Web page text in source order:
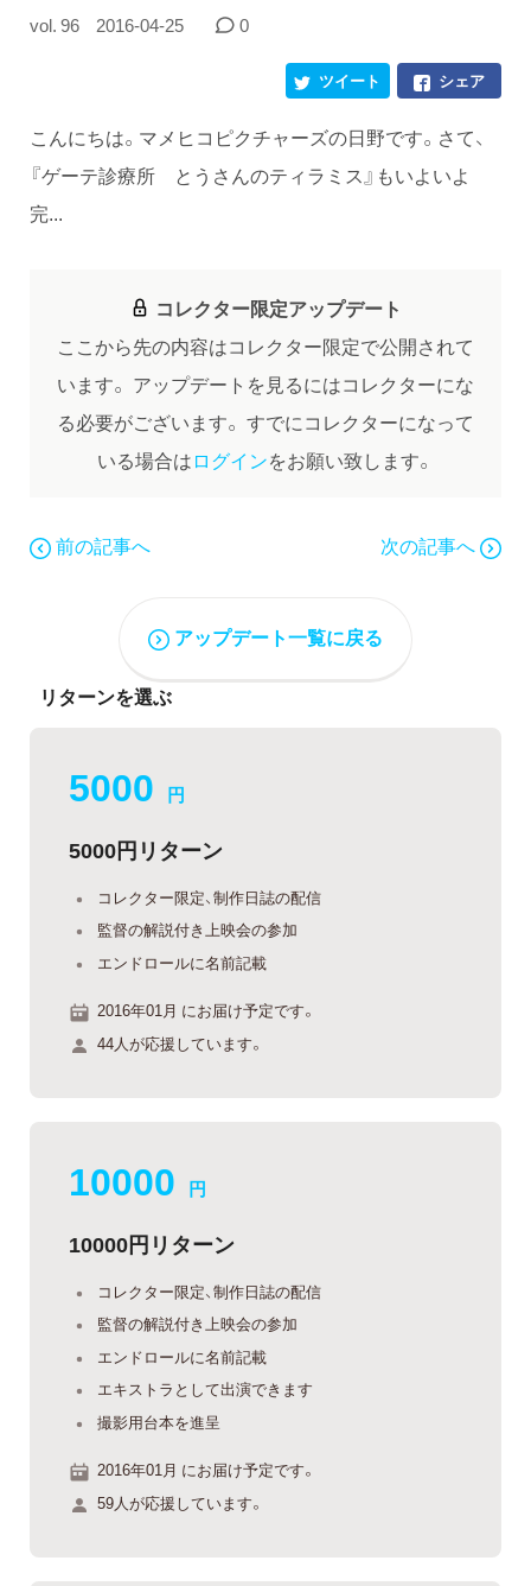
vol. 96 2016-04-25 0
シェア
ツイート
こんにちは。マメヒコピクチャーズの日野です。さて、
『ゲーテ診療所 とうさんのティラミス』もいよいよ
完...
コレクター限定アップデート
ここから先の内容はコレクター限定で公開されて
います。 アップデートを見るにはコレクターにな
る必要がございます。 すでにコレクターになって
いる場合はログインをお願い致します。
前の記事へ 次の記事へ
アップデート一覧に戻る
リターンを選ぶ
5000 円
5000円リターン
コレクター限定、制作日誌の配信
監督の解説付き上映会の参加
エンドロールに名前記載
2016年01月 にお届け予定です。
44人が応援しています。
10000 円
10000円リターン
コレクター限定、制作日誌の配信
監督の解説付き上映会の参加
エンドロールに名前記載
エキストラとして出演できます
撮影用台本を進呈
2016年01月 にお届け予定です。
59人が応援しています。